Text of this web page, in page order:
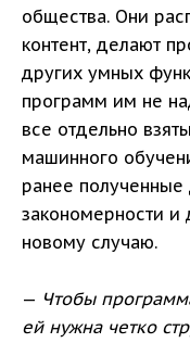
общества. Они
контент, делают
других умных
программ им не
все отдельно
машинного
ранее
закономерности
новому случаю.
— Чтобы
ей нужна четко